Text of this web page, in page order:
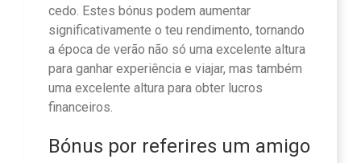
cedo. Estes bónus podem aumentar
significativamente o teu rendimento, tornando
a época de verão não só uma excelente altura
para ganhar experiência e viajar, mas também
uma excelente altura para obter lucros
financeiros.
Bónus por referires um amigo